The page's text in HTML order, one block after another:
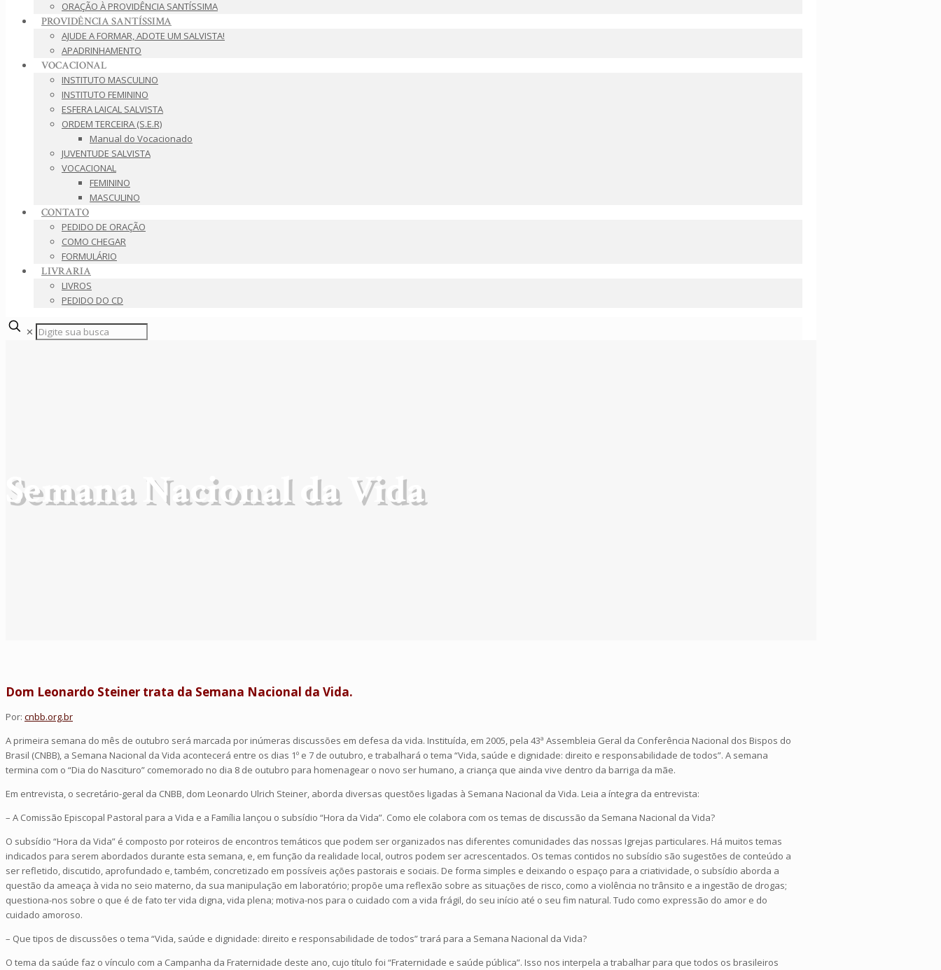
ORAÇÃO À PROVIDÊNCIA SANTÍSSIMA
PROVIDÊNCIA SANTÍSSIMA
AJUDE A FORMAR, ADOTE UM SALVISTA!
APADRINHAMENTO
VOCACIONAL
INSTITUTO MASCULINO
INSTITUTO FEMININO
ESFERA LAICAL SALVISTA
ORDEM TERCEIRA (S.E.R)
Manual do Vocacionado
JUVENTUDE SALVISTA
VOCACIONAL
FEMININO
MASCULINO
CONTATO
PEDIDO DE ORAÇÃO
COMO CHEGAR
FORMULÁRIO
LIVRARIA
LIVROS
PEDIDO DO CD
✕
Semana Nacional da Vida
Dom Leonardo Steiner trata da Semana Nacional da Vida.
Por: cnbb.org.br
A primeira semana do mês de outubro será marcada por inúmeras discussões em defesa da vida. Instituída, em 2005, pela 43ª Assembleia Geral da Conferência Nacional dos Bispos do
Brasil (CNBB), a Semana Nacional da Vida acontecerá entre os dias 1º e 7 de outubro, e trabalhará o tema “Vida, saúde e dignidade: direito e responsabilidade de todos”. A semana
termina com o “Dia do Nascituro” comemorado no dia 8 de outubro para homenagear o novo ser humano, a criança que ainda vive dentro da barriga da mãe.
Em entrevista, o secretário-geral da CNBB, dom Leonardo Ulrich Steiner, aborda diversas questões ligadas à Semana Nacional da Vida. Leia a íntegra da entrevista:
– A Comissão Episcopal Pastoral para a Vida e a Família lançou o subsídio “Hora da Vida”. Como ele colabora com os temas de discussão da Semana Nacional da Vida?
O subsídio “Hora da Vida” é composto por roteiros de encontros temáticos que podem ser organizados nas diferentes comunidades das nossas Igrejas particulares. Há muitos temas
indicados para serem abordados durante esta semana, e, em função da realidade local, outros podem ser acrescentados. Os temas contidos no subsídio são sugestões de conteúdo a
ser refletido, discutido, aprofundado e, também, concretizado em possíveis ações pastorais e sociais. De forma simples e deixando o espaço para a criatividade, o subsídio aborda a
questão da ameaça à vida no seio materno, da sua manipulação em laboratório; propõe uma reflexão sobre as situações de risco, como a violência no trânsito e a ingestão de drogas;
questiona-nos sobre o que é de fato ter vida digna, vida plena; motiva-nos para o cuidado com a vida frágil, do seu início até o seu fim natural. Tudo como expressão do amor e do
cuidado amoroso.
– Que tipos de discussões o tema “Vida, saúde e dignidade: direito e responsabilidade de todos” trará para a Semana Nacional da Vida?
O tema da saúde faz o vínculo com a Campanha da Fraternidade deste ano, cujo título foi “Fraternidade e saúde pública”. Isso nos interpela a trabalhar para que todos os brasileiros